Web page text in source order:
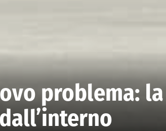
problema: la